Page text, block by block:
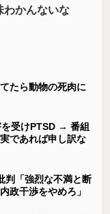
わかんないな
たら動物の死肉に
を受けPTSD → 番組
であれば申し訳な
判「強烈な不満と断
政干渉をやめろ」